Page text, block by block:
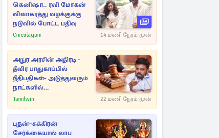
கெனிஷா.. ரவி மோகன்
விவாகரத்து வழக்குக்கு
நடுவில் போட்ட பதிவு
Cineulagam 14 மணி நேரம் முன்
அநுர அரசின் அதிரடி -
தீவிர பாதுகாப்பில்
நீதிபதிகள்- அடுத்துவரும்
நாட்களில்
அம்பலமாகவுள்ள ரகசியம்
Tamilwin 22 மணி நேரம் முன்
புதன்–சுக்கிரன்
சேர்க்கையால் லாப